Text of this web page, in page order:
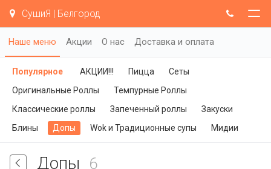
СушиЯ | Белгород
Наше меню Акции О нас Доставка и оплата
Популярное АКЦИИ!!! Пицца
Сеты
Оригинальные Роллы
Темпурные Роллы
Классические роллы
Запеченный роллы
Закуски
Блины
Допы Wok и Традиционные супы Мидии
Допы 6